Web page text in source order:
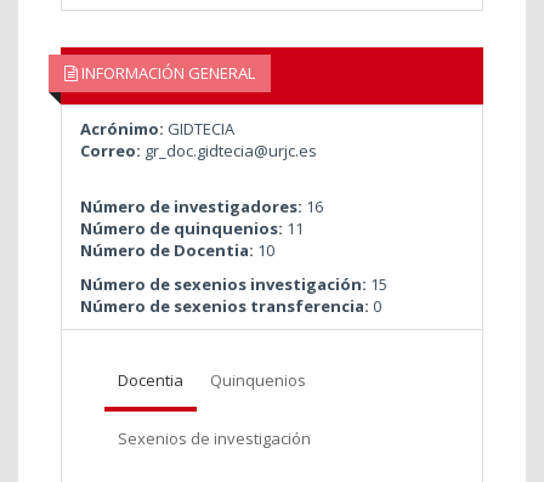
INFORMACIÓN GENERAL
Acrónimo: GIDTECIA
Correo: gr_doc.gidtecia@urjc.es
Número de investigadores: 16
Número de quinquenios: 11
Número de Docentia: 10
Número de sexenios investigación: 15
Número de sexenios transferencia: 0
Docentia Quinquenios
Sexenios de investigación